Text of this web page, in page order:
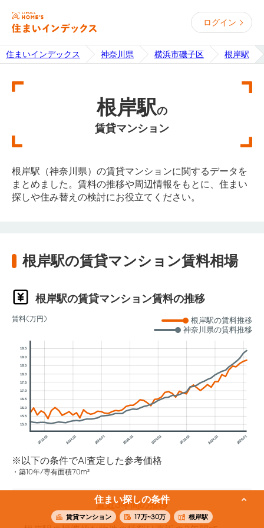
ログイン
住まいインデックス 神奈川県 横浜市磯子区 根岸駅
根岸駅の
賃貸マンション
根岸駅（神奈川県）の賃貸マンションに関するデータを
まとめました。賃料の推移や周辺情報をもとに、住まい
探しや住み替えの検討にお役立てください。
根岸駅の賃貸マンション賃料相場
根岸駅の賃貸マンション賃料の推移
賃料(万円)
根岸駅の賃料推移
神奈川県の賃料推移
2012.01 2014.01 2016.01 2018.01 2020.01 2022.01 2024.01 2026.01
15.0
15.5
16.0
16.5
17.0
17.5
18.0
18.5
19.0
19.5
※以下の条件でAI査定した参考価格
築10年/専有面積70m²
直近3年間の推移
住まい探しの条件
賃貸マンション 17万~30万 根岸駅